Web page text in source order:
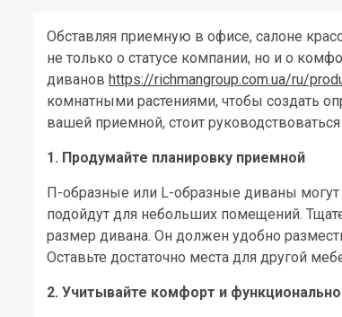
Обставляя приемную в офисе, салоне
не только о статусе компании, но и о
диванов https://richmangroup.com.ua/ru/
комнатными растениями, чтобы создать
вашей приемной, стоит
1. Продумайте планировку приемной
П-образные или L-образные диваны
подойдут для небольших помещений.
размер дивана. Он должен удобно
Оставьте достаточно места для другой
2. Учитывайте комфорт и